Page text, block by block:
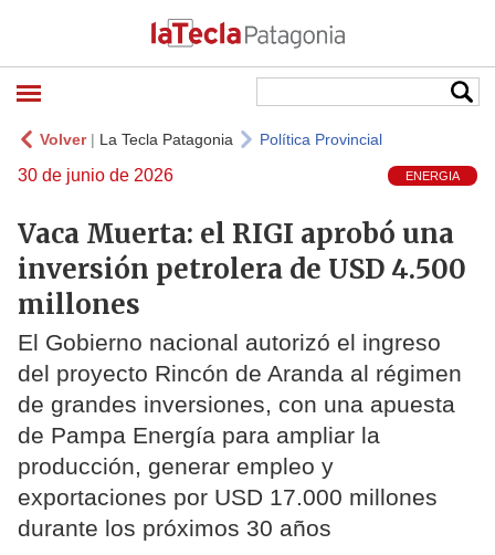
Volver| La Tecla Patagonia Política Provincial
30 de junio de 2026 ENERGIA
Vaca Muerta: el RIGI aprobó una
inversión petrolera de USD 4.500
millones
El Gobierno nacional autorizó el ingreso
del proyecto Rincón de Aranda al régimen
de grandes inversiones, con una apuesta
de Pampa Energía para ampliar la
producción, generar empleo y
exportaciones por USD 17.000 millones
durante los próximos 30 años